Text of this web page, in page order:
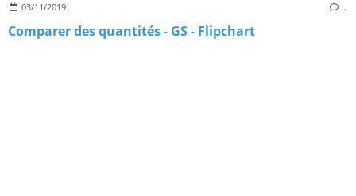
03/11/2019 …
Comparer des quantités - GS - Flipchart